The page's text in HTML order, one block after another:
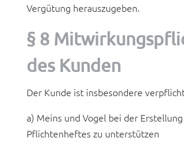
Vergütung herauszugeben.
§ 8
des Kunden
Der Kunde ist insbesondere
a) Meins und Vogel bei der
Pflichtenheftes zu unterstützen